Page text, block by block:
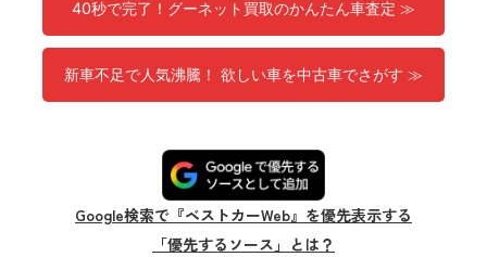
40秒で完了！グーネット買取のかんたん車査定 ≫
新車不足で人気沸騰！ 欲しい車を中古車でさがす ≫
Google検索で『ベストカーWeb』を優先表示する
「優先するソース」とは？